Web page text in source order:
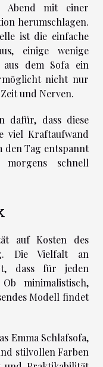
Abend mit einer
herumschlagen.
ist die einfache
einige wenige
dem Sofa ein
nicht nur
und Nerven.
dafür, dass diese
viel Kraftaufwand
den Tag entspannt
schnell
auf Kosten des
Die Vielfalt an
dass für jeden
minimalistisch,
Modell findet
Emma Schlafsofa,
stilvollen Farben